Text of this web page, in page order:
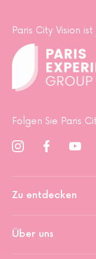
Paris City Vision
Folgen Sie Paris
Zu entdecken
Über uns